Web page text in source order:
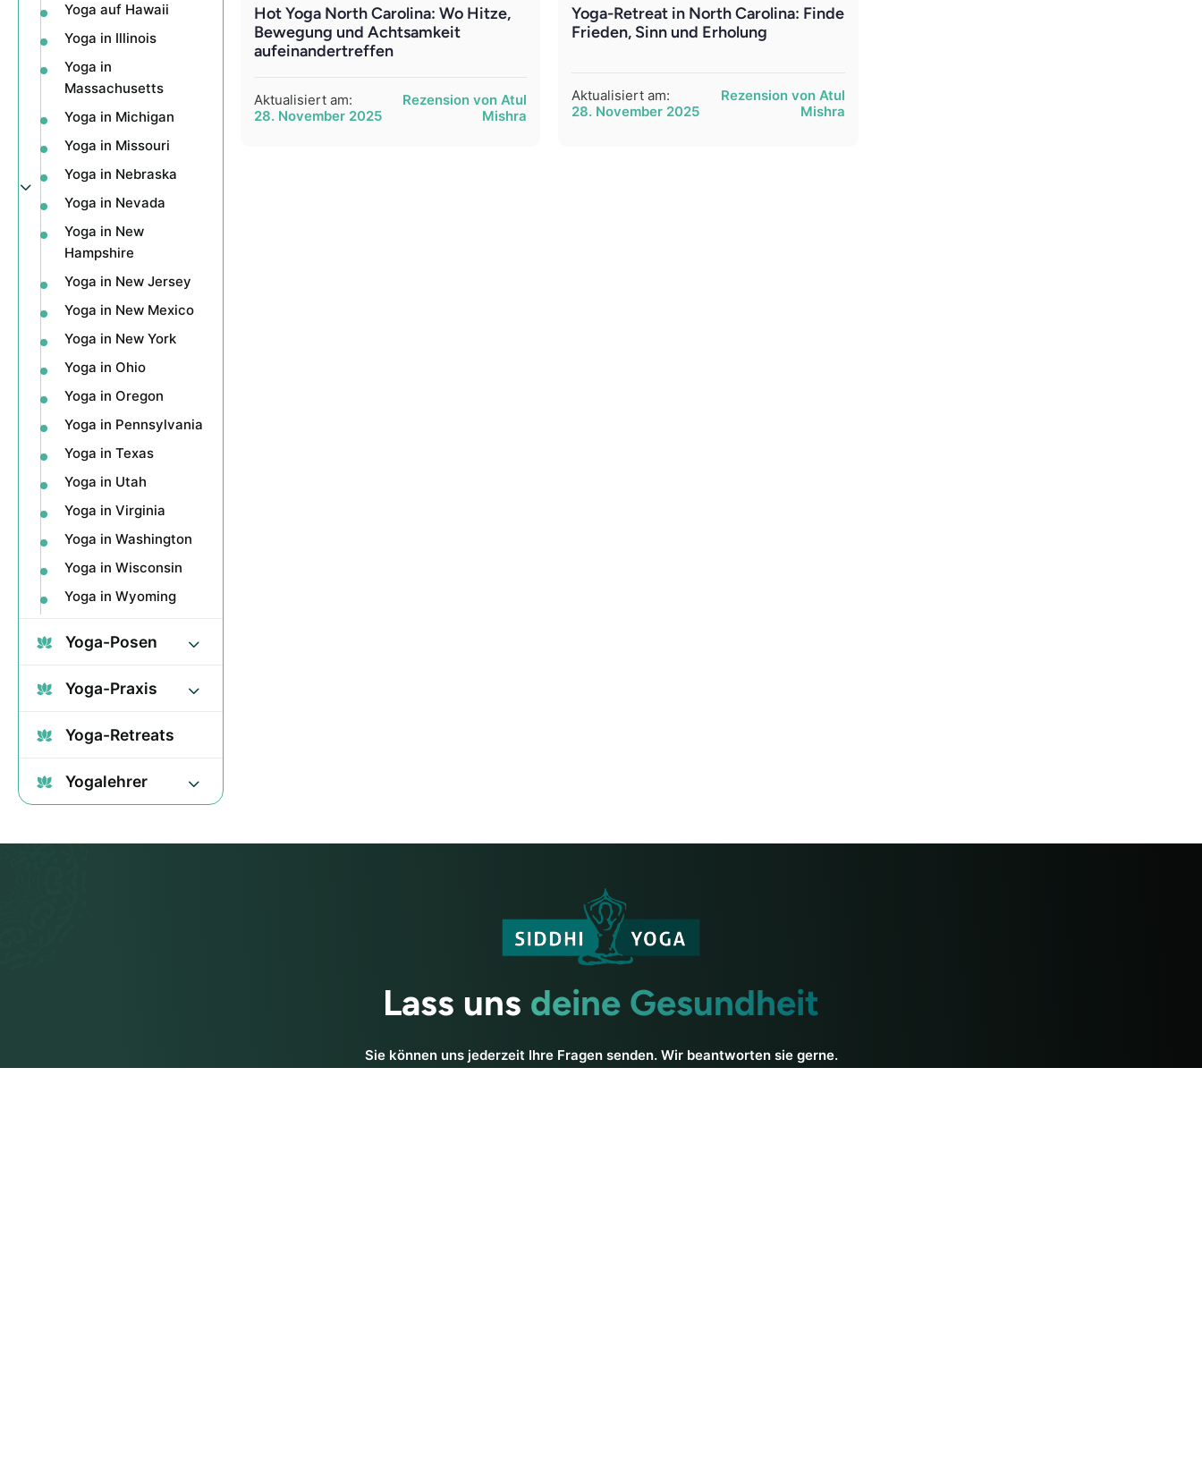
Yoga auf Hawaii
Yoga in Illinois
Yoga in
Massachusetts
Yoga in Michigan
Yoga in Missouri
Yoga in Nebraska
Yoga in Nevada
Yoga in New
Hampshire
Yoga in New Jersey
Yoga in New Mexico
Yoga in New York
Yoga in Ohio
Yoga in Oregon
Yoga in Pennsylvania
Yoga in Texas
Yoga in Utah
Yoga in Virginia
Yoga in Washington
Yoga in Wisconsin
Yoga in Wyoming
Yoga-Posen
Yoga-Praxis
Yoga-Retreats
Yogalehrer
Hot Yoga North Carolina: Wo Hitze,
Bewegung und Achtsamkeit
aufeinandertreffen
Aktualisiert am:
28. November 2025
Rezension von Atul
Mishra
Yoga-Retreat in North Carolina: Finde
Frieden, Sinn und Erholung
Aktualisiert am:
28. November 2025
Rezension von Atul
Mishra
Lass uns deine Gesundheit
Sie können uns jederzeit Ihre Fragen senden. Wir beantworten sie gerne.